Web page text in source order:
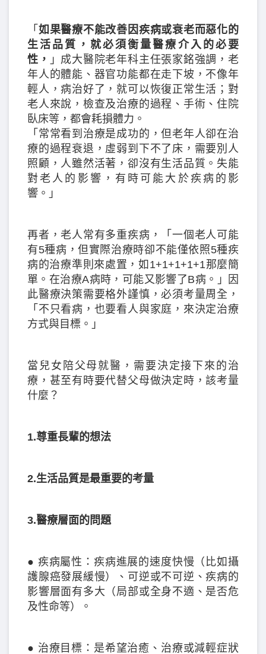
「 如果醫療不能改善因疾病或衰老而惡化的
生活品質，就必須衡量醫療介入的必要
性， 」成大醫院老年科主任張家銘強調，老
年人的體能、器官功能都在走下坡，不像年
輕人，病治好了，就可以恢復正常生活；對
老人來說，檢查及治療的過程、手術、住院
臥床等，都會耗損體力。
「常常看到治療是成功的，但老年人卻在治
療的過程衰退，虛弱到下不了床，需要別人
照顧，人雖然活著，卻沒有生活品質。失能
對老人的影響，有時可能大於疾病的影
響。」
再者，老人常有多重疾病，「一個老人可能
有5種病，但實際治療時卻不能僅依照5種疾
病的治療準則來處置，如1+1+1+1+1那麼簡
單。在治療A病時，可能又影響了B病。」因
此醫療決策需要格外謹慎，必須考量周全，
「不只看病，也要看人與家庭，來決定治療
方式與目標。」
當兒女陪父母就醫，需要決定接下來的治
療，甚至有時要代替父母做決定時，該考量
什麼？
1.尊重長輩的想法
2.生活品質是最重要的考量
3.醫療層面的問題
● 疾病屬性：疾病進展的速度快慢（比如攝
護腺癌發展緩慢）、可逆或不可逆、疾病的
影響層面有多大（局部或全身不適、是否危
及性命等）。
● 治療目標：是希望治癒、治療或減輕症狀